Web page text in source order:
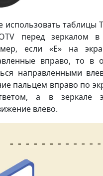
таблицы
перед зеркалом
если «E» на
вправо, то в
направленными
пальцем вправо по
а в зеркале
влево.